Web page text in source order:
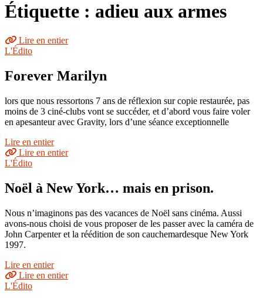
Étiquette : adieu aux armes
Lire en entier
L'Édito
Forever Marilyn
lors que nous ressortons 7 ans de réflexion sur copie restaurée, pas
moins de 3 ciné-clubs vont se succéder, et d’abord vous faire voler
en apesanteur avec Gravity, lors d’une séance exceptionnelle
Lire en entier
Lire en entier
L'Édito
Noël à New York… mais en prison.
Nous n’imaginons pas des vacances de Noël sans cinéma. Aussi
avons-nous choisi de vous proposer de les passer avec la caméra de
John Carpenter et la réédition de son cauchemardesque New York
1997.
Lire en entier
Lire en entier
L'Édito